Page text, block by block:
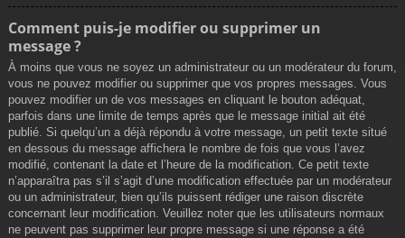
Comment puis-je modifier ou supprimer un
message ?
À moins que vous ne soyez un administrateur ou un modérateur du forum,
vous ne pouvez modifier ou supprimer que vos propres messages. Vous
pouvez modifier un de vos messages en cliquant le bouton adéquat,
parfois dans une limite de temps après que le message initial ait été
publié. Si quelqu’un a déjà répondu à votre message, un petit texte situé
en dessous du message affichera le nombre de fois que vous l’avez
modifié, contenant la date et l’heure de la modification. Ce petit texte
n’apparaîtra pas s’il s’agit d’une modification effectuée par un modérateur
ou un administrateur, bien qu’ils puissent rédiger une raison discrète
concernant leur modification. Veuillez noter que les utilisateurs normaux
ne peuvent pas supprimer leur propre message si une réponse a été